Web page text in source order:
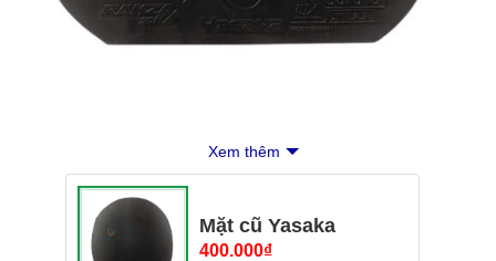
Xem thêm
Mặt cũ Yasaka
400.000₫